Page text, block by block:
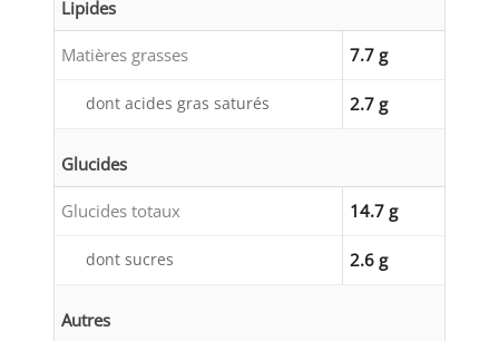
Lipides
Matières grasses 7.7 g
dont acides gras saturés 2.7 g
Glucides
Glucides totaux 14.7 g
dont sucres 2.6 g
Autres